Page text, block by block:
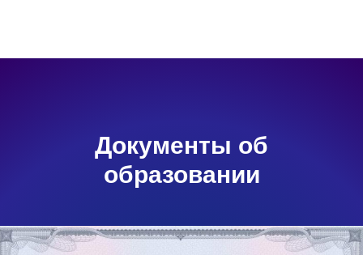
Документы об
образовании